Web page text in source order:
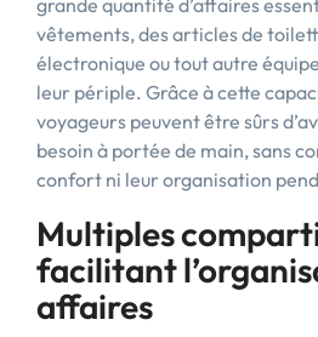
grande quantité d’affaires
vêtements, des articles de
électronique ou tout autre
leur périple. Grâce à cette
voyageurs peuvent être sûrs
besoin à portée de main, sans
confort ni leur organisation
Multiples
facilitant
affaires